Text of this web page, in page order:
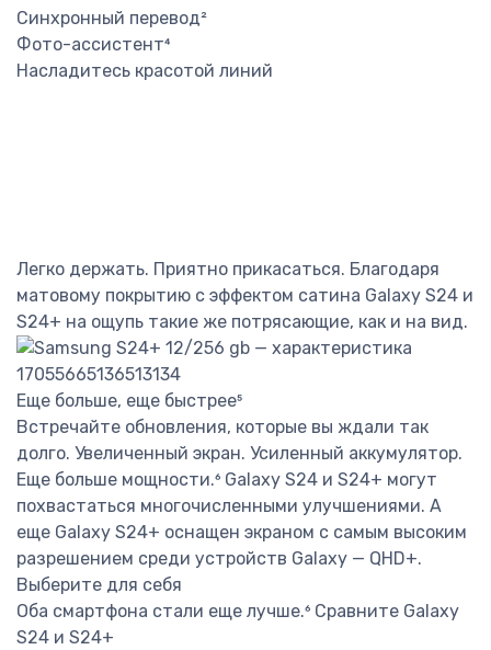
Синхронный перевод²
Фото-ассистент⁴
Насладитесь красотой линий
Легко держать. Приятно прикасаться. Благодаря
матовому покрытию с эффектом сатина Galaxy S24 и
S24+ на ощупь такие же потрясающие, как и на вид.
Еще больше, еще быстрее⁵
Встречайте обновления, которые вы ждали так
долго. Увеличенный экран. Усиленный аккумулятор.
Еще больше мощности.⁶ Galaxy S24 и S24+ могут
похвастаться многочисленными улучшениями. А
еще Galaxy S24+ оснащен экраном с самым высоким
разрешением среди устройств Galaxy — QHD+.
Выберите для себя
Оба смартфона стали еще лучше.⁶ Сравните Galaxy
S24 и S24+